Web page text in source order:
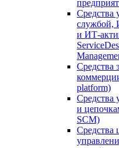
Средства
службой,
и ИТ-
Средства
platform)
Средства
и
SCM)
Средства